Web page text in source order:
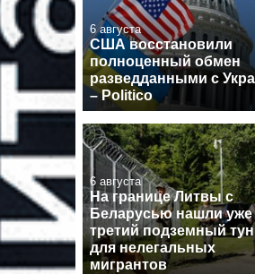
6 августа
США восстановили
полноценный обмен
разведданными с
– Politico
6 августа
На границе Литвы с
Беларусью нашли уже
третий подземный
для нелегальных
мигрантов